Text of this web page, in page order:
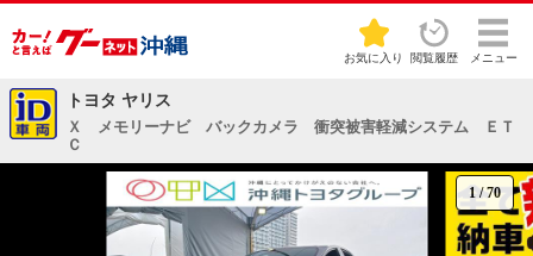
お気に入り 閲覧履歴 メニュー
トヨタ ヤリス
Ｘ メモリーナビ バックカメラ 衝突被害軽減システム ＥＴ
Ｃ
1 /70